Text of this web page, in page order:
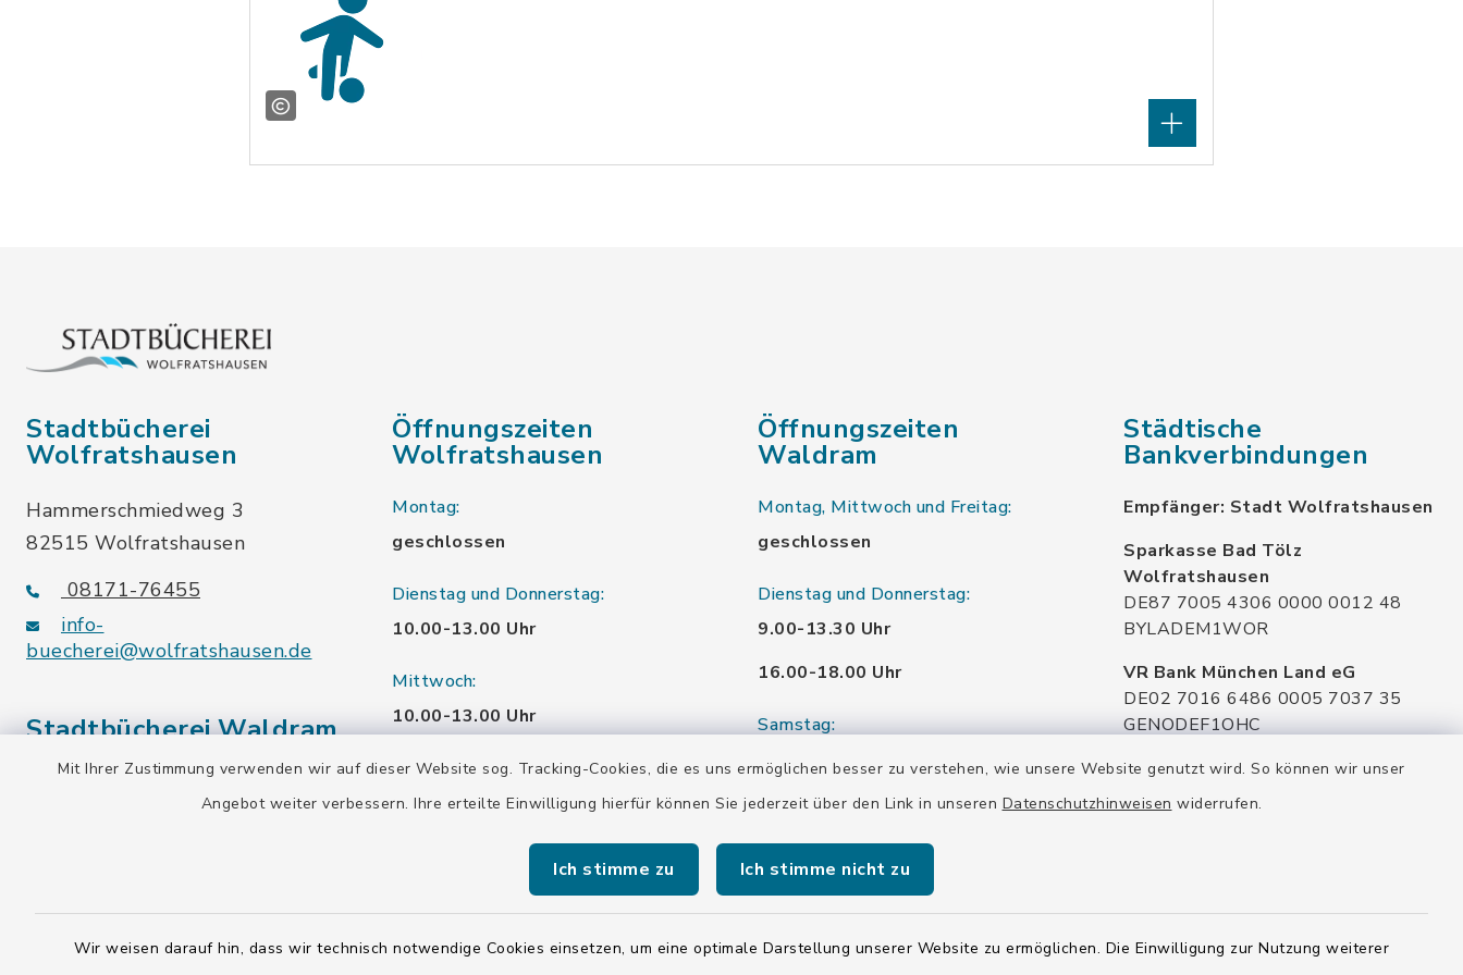
Mit Ihrer Zustimmung verwenden wir auf dieser Website sog. Tracking-Cookies, die es uns ermöglichen besser zu verstehen, wie unsere Website genutzt wird. So können wir unser
Angebot weiter verbessern. Ihre erteilte Einwilligung hierfür können Sie jederzeit über den Link in unseren Datenschutzhinweisen widerrufen.
Ich stimme zu Ich stimme nicht zu
Wir weisen darauf hin, dass wir technisch notwendige Cookies einsetzen, um eine optimale Darstellung unserer Website zu ermöglichen. Die Einwilligung zur Nutzung weiterer
Stadtbücherei
Wolfratshausen
Hammerschmiedweg 3
82515 Wolfratshausen
08171-76455
info-
buecherei@wolfratshausen.de
Stadtbücherei Waldram
Kardinal-Wendel-Str. 96
82515 Wolfratshausen
Öffnungszeiten
Wolfratshausen
Montag:
geschlossen
Dienstag und Donnerstag:
10.00-13.00 Uhr
Mittwoch:
10.00-13.00 Uhr
15.00-19.00 Uhr
Freitag:
10.00-18.00 Uhr
Öffnungszeiten
Waldram
Montag, Mittwoch und Freitag:
geschlossen
Dienstag und Donnerstag:
9.00-13.30 Uhr
16.00-18.00 Uhr
Samstag:
10.00-12.00 Uhr
Städtische
Bankverbindungen
Empfänger: Stadt Wolfratshausen
Sparkasse Bad Tölz
Wolfratshausen
DE87 7005 4306 0000 0012 48
BYLADEM1WOR
VR Bank München Land eG
DE02 7016 6486 0005 7037 35
GENODEF1OHC
Raiffeisenbank Isar Loisachtal eG
DE92 7016 9543 0001 0005 00
HYVEDEMMXXX